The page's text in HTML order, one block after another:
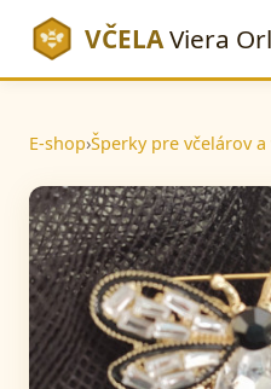
VČELAViera
E-shop›Šperky pre včelárov